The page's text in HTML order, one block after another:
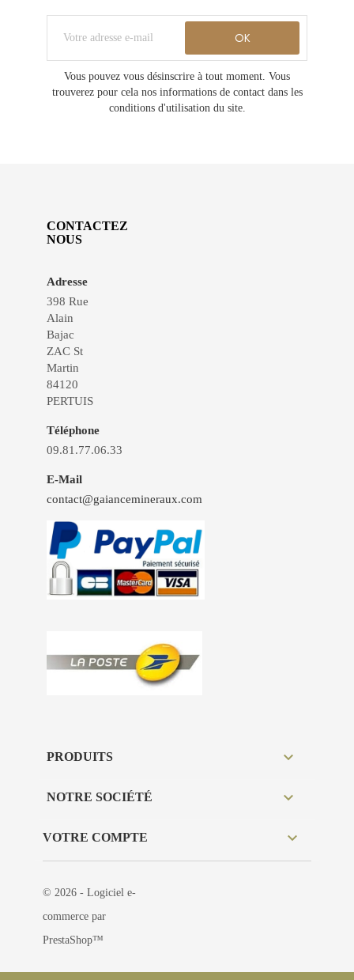
Vous pouvez vous désinscrire à tout moment. Vous
trouverez pour cela nos informations de contact dans les
conditions d'utilisation du site.
CONTACTEZ
NOUS
Adresse
398 Rue
Alain
Bajac
ZAC St
Martin
84120
PERTUIS
Téléphone
09.81.77.06.33
E-Mail
contact@gaiancemineraux.com
PRODUITS 
NOTRE SOCIÉTÉ 
VOTRE COMPTE 
© 2026 - Logiciel e-
commerce par
PrestaShop™